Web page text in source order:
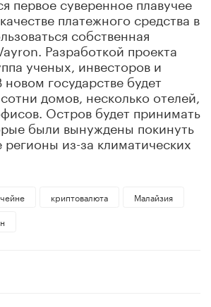
платежного средства в
собственная
Разработкой проекта
ученых, инвесторов и
государстве будет
домов, несколько отелей,
Остров будет принимать
были вынуждены покинуть
из-за климатических
криптовалюта
Малайзия